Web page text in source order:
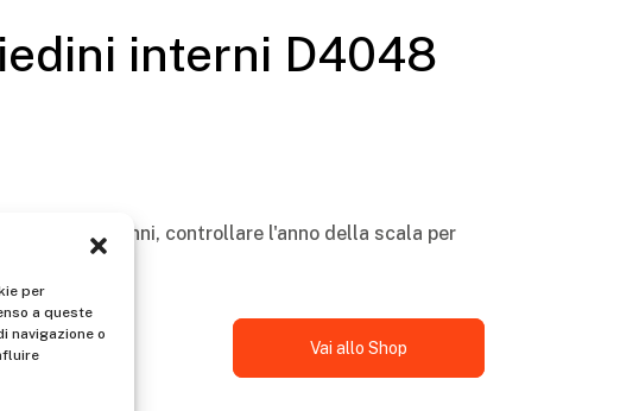
per
a queste
navigazione o
interni D4048
per 10 anni, controllare l'anno della scala per
Vai allo Shop